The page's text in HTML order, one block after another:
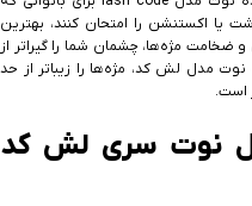
یا اکستنشن را امتحان کنند، بهترین
مژه‌ها، چشمان شما را گیرا‌تر از
مدل لش کد، مژه‌ها را زیبا‌تر از حد
است.
نوت سری لش کد